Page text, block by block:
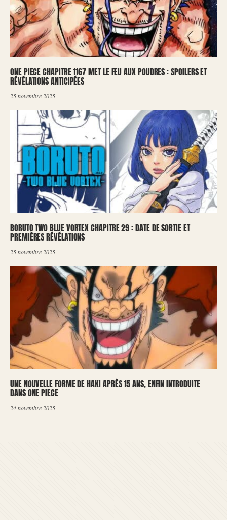
ONE PIECE CHAPITRE 1167 MET LE FEU AUX POUDRES : SPOILERS ET
RÉVÉLATIONS ANTICIPÉES
25 novembre 2025
BORUTO TWO BLUE VORTEX CHAPITRE 29 : DATE DE SORTIE ET
PREMIÈRES RÉVÉLATIONS
25 novembre 2025
UNE NOUVELLE FORME DE HAKI APRÈS 15 ANS, ENFIN INTRODUITE
DANS ONE PIECE
24 novembre 2025